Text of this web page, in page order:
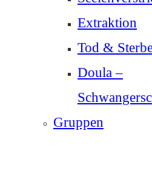
Extraktion
Tod &
Doula –
Gruppen